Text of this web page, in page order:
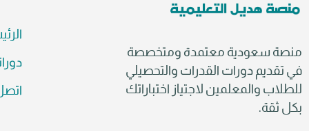
منصة سعودية معتمدة ومتخصصة
في تقديم دورات القدرات والتحصيلي
للطلاب والمعلمين لاجتياز اختباراتك
بكل ثقة.